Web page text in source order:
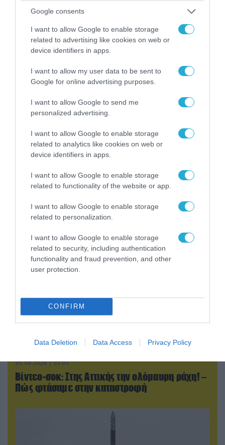
Google consents
I want to allow Google to enable storage
related to advertising like cookies on web or
device identifiers in apps.
I want to allow my user data to be sent to
Google for online advertising purposes.
I want to allow Google to send me
personalized advertising.
I want to allow Google to enable storage
related to analytics like cookies on web or
device identifiers in apps.
I want to allow Google to enable storage
related to functionality of the website or app.
I want to allow Google to enable storage
related to personalization.
I want to allow Google to enable storage
related to security, including authentication
functionality and fraud prevention, and other
user protection.
CONFIRM
Data Deletion Data Access Privacy Policy
ξεκινούν έρευνες στο σημείο
POPULAR 24H
05.08.2026 | 08:02
Iskander-Μ, S-400 & Zircon: Πάνω από 30
πύραυλοι εκτοξεύθηκαν σε 30 λεπτά!
05.08.2026 | 02:02
Βίντεο-σοκ: Στης Αττικής την ολόμαυρη ράχη! –
Πώς φτάσαμε στην καταστροφή